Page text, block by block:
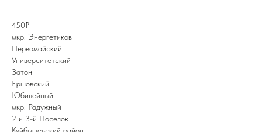
450₽
мкр. Энергетиков
Первомайский
Университетский
Затон
Ершовский
Юбилейный
мкр. Радужный
2 и 3-й Поселок